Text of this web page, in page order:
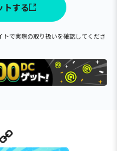
トする
で実際の取り扱いを確認してくださ
Line